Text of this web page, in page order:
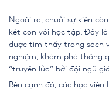
Ngoài ra, chuỗi sự kiện
kết con với học tập. Đây
được tìm thấy trong sách
nghiệm, khám phá thông
“truyền lửa” bởi đội ngũ
Bên cạnh đó, các học